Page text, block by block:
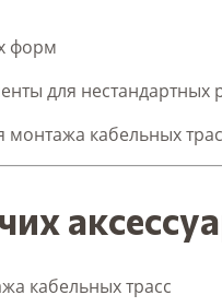
форм
для нестандартных
монтажа кабельных
кабельных трасс